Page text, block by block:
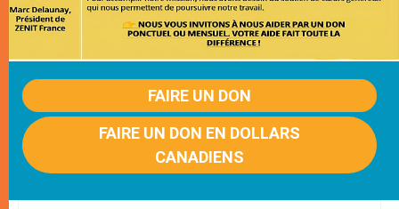
FAIRE UN DON
FAIRE UN DON EN DOLLARS
CANADIENS